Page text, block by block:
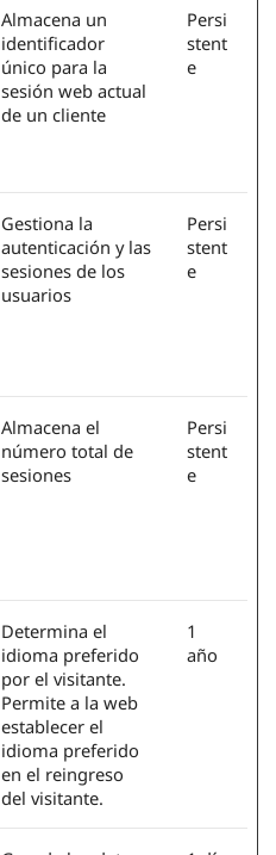
Almacena un
identificador
único para la
sesión web actual
de un cliente
Persi
stent
e
Gestiona la
autenticación y las
sesiones de los
usuarios
Persi
stent
e
Almacena el
número total de
sesiones
Persi
stent
e
Determina el
idioma preferido
por el visitante.
Permite a la web
establecer el
idioma preferido
en el reingreso
del visitante.
1
año